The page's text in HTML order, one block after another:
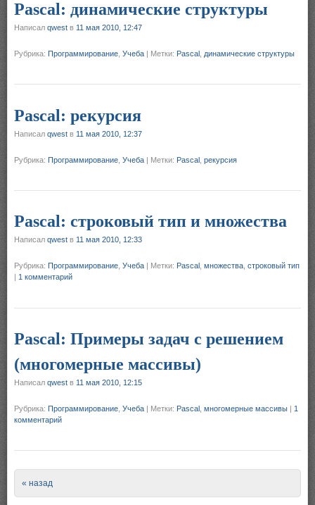
Pascal: динамические структуры
Написал qwest в 11 мая 2010, 12:47
Рубрика: Программирование Учеба | Метки: Pascal динамические структуры
Pascal: рекурсия
Написал qwest в 11 мая 2010, 12:37
Рубрика: Программирование Учеба | Метки: Pascal рекурсия
Pascal: строковый тип и множества
Написал qwest в 11 мая 2010, 12:33
Рубрика: Программирование Учеба Метки: Pascal множества строковый тип
1 комментарий
Pascal: Примеры задач с решением
(многомерные массивы)
Написал qwest в 11 мая 2010, 12:15
Рубрика: Программирование Учеба | Метки: Pascal многомерные массивы | 1
комментарий
Post navigation
« назад